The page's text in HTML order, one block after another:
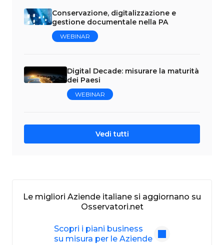
Conservazione, digitalizzazione e
gestione documentale nella PA
WEBINAR
Digital Decade: misurare la maturità
dei Paesi
WEBINAR
Vedi tutti
Le migliori Aziende italiane si aggiornano su
Osservatori.net
Scopri i piani business
su misura per le Aziende